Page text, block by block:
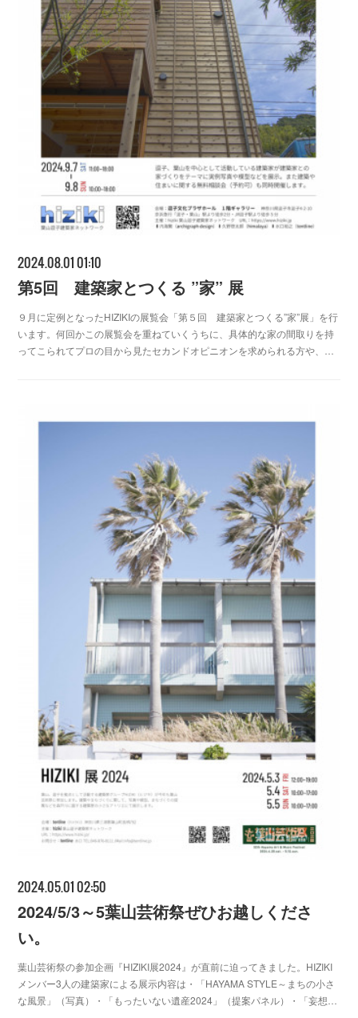
2024.08.01 01:10
第5回 建築家とつくる ”家” 展
９月に定例となったHIZIKIの展覧会「第５回 建築家とつくる”家”展」を行
います。何回かこの展覧会を重ねていくうちに、具体的な家の間取りを持
ってこられてプロの目から見たセカンドオピニオンを求められる方や、…
2024.05.01 02:50
2024/5/3～5葉山芸術祭ぜひお越しくださ
い。
葉山芸術祭の参加企画『HIZIKI展2024』が直前に迫ってきました。HIZIKI
メンバー3人の建築家による展示内容は・「HAYAMA STYLE～まちの小さ
な風景」（写真）・「もったいない遺産2024」（提案パネル）・「妄想…